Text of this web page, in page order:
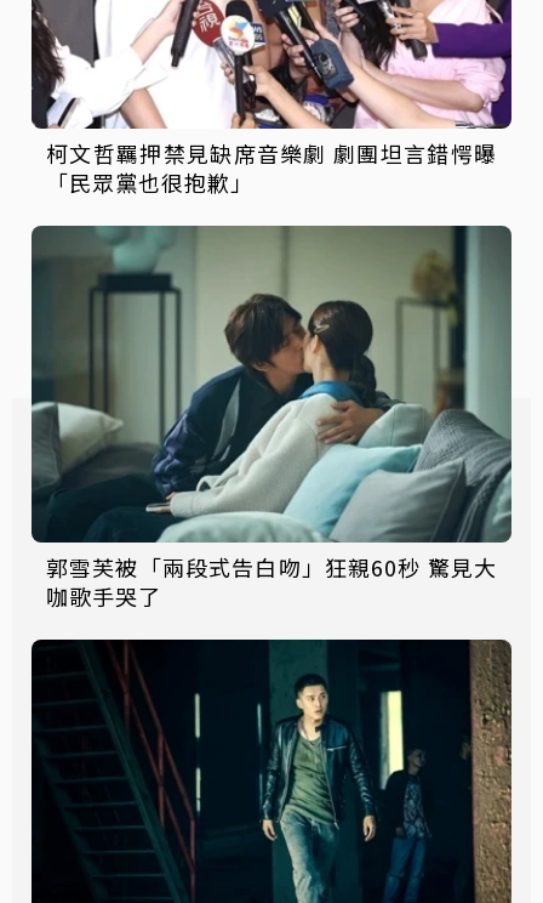
柯文哲羈押禁見缺席音樂劇 劇團坦言錯愕曝
「民眾黨也很抱歉」
郭雪芙被「兩段式告白吻」狂親60秒 驚見大
咖歌手哭了